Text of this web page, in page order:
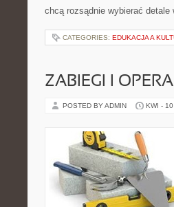
chcą rozsądnie wybierać
CATEGORIES: EDUKACJA A
ZABIEGI I
POSTED BY ADMIN KWI -